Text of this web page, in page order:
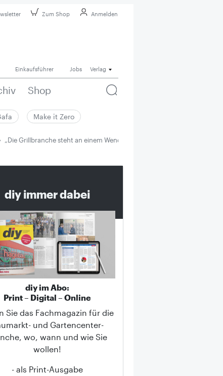
Zum Shop Anmelden
Einkaufsführer Jobs Verlag
Shop
Make it Zero
„Die Grillbranche steht an einem Wendepunkt“
diy immer dabei
diy im Abo:
Print – Digital – Online
Sie das Fachmagazin für die
und Gartencenter-
wo, wann und wie Sie
wollen!
- als Print-Ausgabe